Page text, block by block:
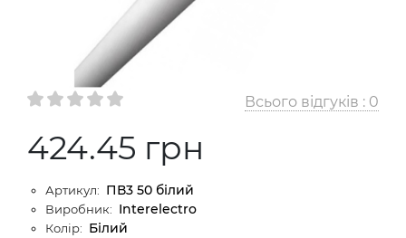
Всього відгуків : 0
424.45 грн
Артикул: ПВ3 50 білий
Виробник: Interelectro
Колір: Білий